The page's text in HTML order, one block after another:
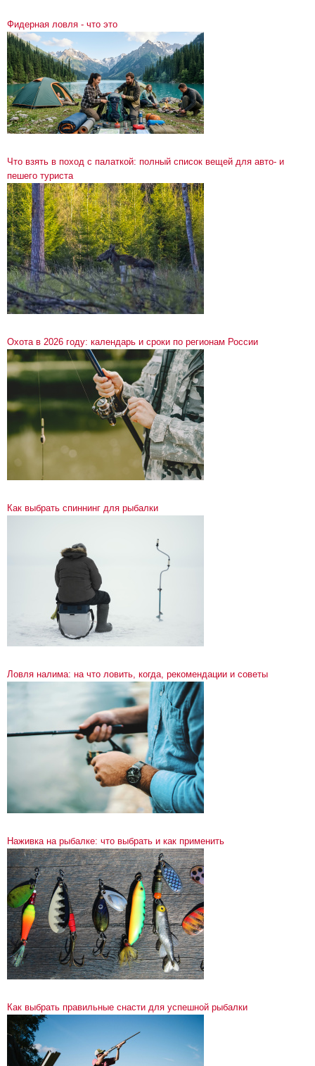
Фидерная ловля - что это
Что взять в поход с палаткой: полный список вещей для авто- и
пешего туриста
Охота в 2026 году: календарь и сроки по регионам России
Как выбрать спиннинг для рыбалки
Ловля налима: на что ловить, когда, рекомендации и советы
Наживка на рыбалке: что выбрать и как применить
Как выбрать правильные снасти для успешной рыбалки